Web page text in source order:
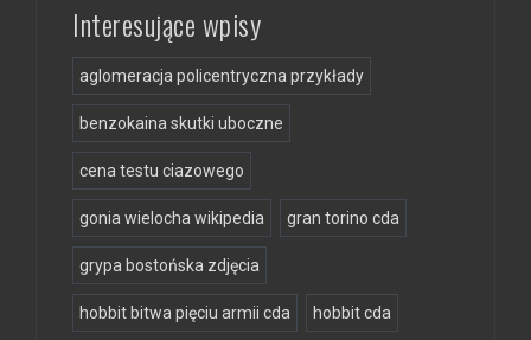
Interesujące wpisy
aglomeracja policentryczna przykłady
benzokaina skutki uboczne
cena testu ciazowego
gonia wielocha wikipedia gran torino cda
grypa bostońska zdjęcia
hobbit bitwa pięciu armii cda hobbit cda